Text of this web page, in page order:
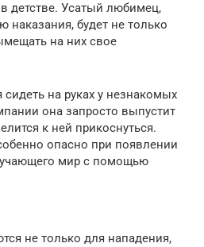
детстве. Усатый любимец,
наказания, будет не только
на них свое
на руках у незнакомых
она запросто выпустит
к ней прикоснуться.
опасно при появлении
мир с помощью
не только для нападения,